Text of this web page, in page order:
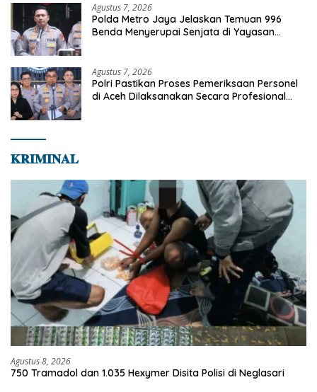
Agustus 7, 2026
Polda Metro Jaya Jelaskan Temuan 996
Benda Menyerupai Senjata di Yayasan
Agustus 7, 2026
Polri Pastikan Proses Pemeriksaan Personel
di Aceh Dilaksanakan Secara Profesional
𝐊𝐑𝐈𝐌𝐈𝐍𝐀𝐋
Agustus 8, 2026
750 Tramadol dan 1.035 Hexymer Disita Polisi di Neglasari